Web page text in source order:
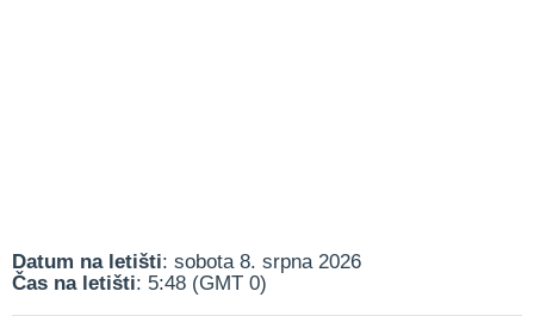
Datum na letišti: sobota 8. srpna 2026
Čas na letišti: 5:48 (GMT 0)